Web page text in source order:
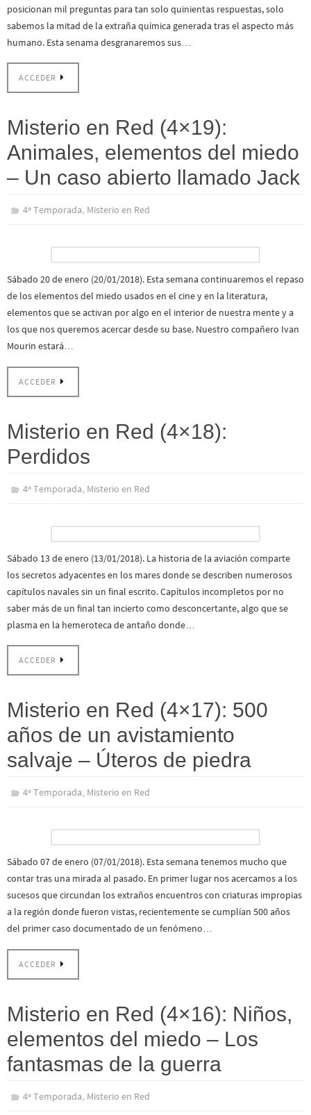
posicionan mil preguntas para tan solo quinientas respuestas, solo
sabemos la mitad de la extraña química generada tras el aspecto más
humano. Esta senama desgranaremos sus…
ACCEDER
Misterio en Red (4×19):
Animales, elementos del miedo
– Un caso abierto llamado Jack
4º Temporada, Misterio en Red
Sábado 20 de enero (20/01/2018). Esta semana continuaremos el repaso
de los elementos del miedo usados en el cine y en la literatura,
elementos que se activan por algo en el interior de nuestra mente y a
los que nos queremos acercar desde su base. Nuestro compañero Ivan
Mourin estará…
ACCEDER
Misterio en Red (4×18):
Perdidos
4º Temporada, Misterio en Red
Sábado 13 de enero (13/01/2018). La historia de la aviación comparte
los secretos adyacentes en los mares donde se describen numerosos
capítulos navales sin un final escrito. Capítulos incompletos por no
saber más de un final tan incierto como desconcertante, algo que se
plasma en la hemeroteca de antaño donde…
ACCEDER
Misterio en Red (4×17): 500
años de un avistamiento
salvaje – Úteros de piedra
4º Temporada, Misterio en Red
Sábado 07 de enero (07/01/2018). Esta semana tenemos mucho que
contar tras una mirada al pasado. En primer lugar nos acercamos a los
sucesos que circundan los extraños encuentros con criaturas impropias
a la región donde fueron vistas, recientemente se cumplían 500 años
del primer caso documentado de un fenómeno…
ACCEDER
Misterio en Red (4×16): Niños,
elementos del miedo – Los
fantasmas de la guerra
4º Temporada, Misterio en Red